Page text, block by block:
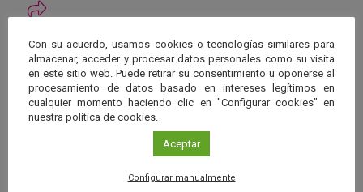
Próximos eventos Ver más
26 JUN 2026 - 26 ENE 2028
Eclipse,Planetario
Con su acuerdo, usamos cookies o tecnologías similares para
almacenar, acceder y procesar datos personales como su visita
en este sitio web. Puede retirar su consentimiento u oponerse al
procesamiento de datos basado en intereses legítimos en
cualquier momento haciendo clic en "Configurar cookies" en
nuestra política de cookies.
Aceptar
Configurar manualmente